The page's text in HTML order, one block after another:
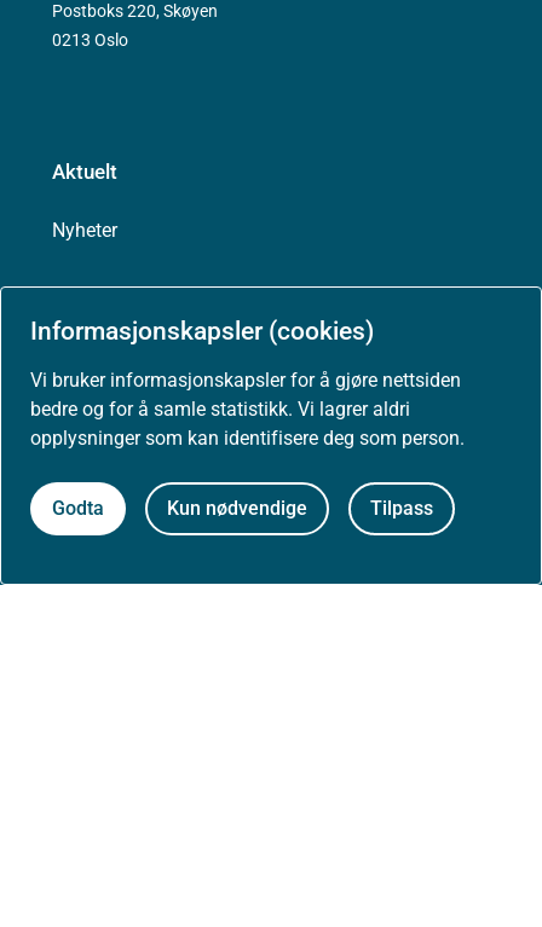
Informasjonskapsler (cookies)
Vi bruker informasjonskapsler for å gjøre nettsiden
bedre og for å samle statistikk. Vi lagrer aldri
opplysninger som kan identifisere deg som person.
Godta Kun nødvendige Tilpass
Postboks 220, Skøyen
0213 Oslo
Aktuelt
Nyheter
Presse